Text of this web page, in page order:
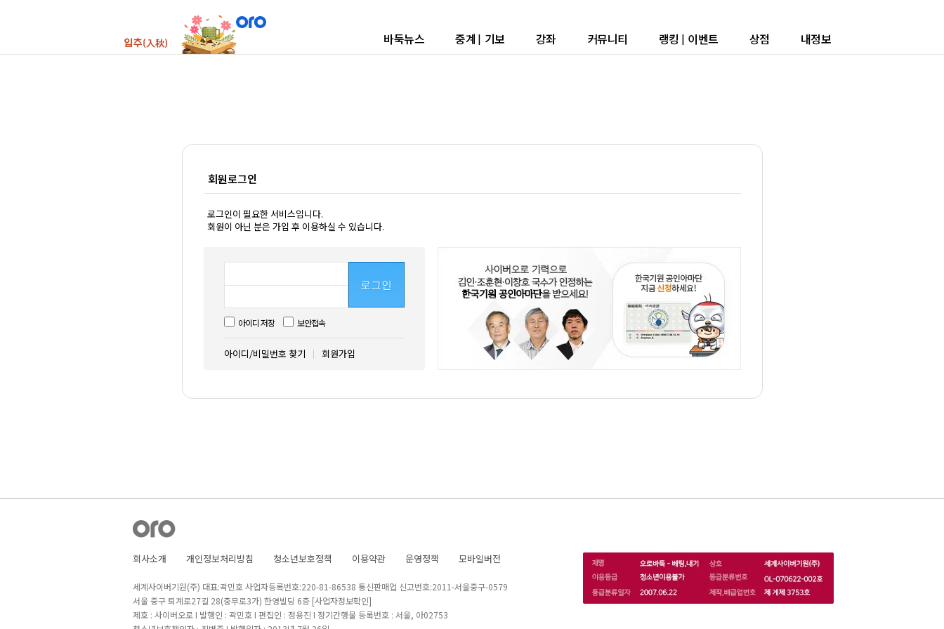
바둑뉴스 중계 | 기보 강좌 커뮤니티 랭킹 | 이벤트 상점 내정보
회원로그인
로그인이 필요한 서비스입니다.
회원이 아닌 분은 가입 후 이용하실 수 있습니다.
로그인
아이디 저장 보안접속
아이디/비밀번호 찾기 회원가입
회사소개 개인정보처리방침 청소년보호정책 이용약관 운영정책 모바일버전
세계사이버기원(주) 대표:곽민호 사업자등록번호:220-81-86538 통신판매업 신고번호:2011-서울중구-0579
서울 중구 퇴계로27길 28(충무로3가) 한영빌딩 6층 [사업자정보확인]
제호 : 사이버오로 I 발행인 : 곽민호 I 편집인 : 정용진 I 정기간행물 등록번호 : 서울, 아02753